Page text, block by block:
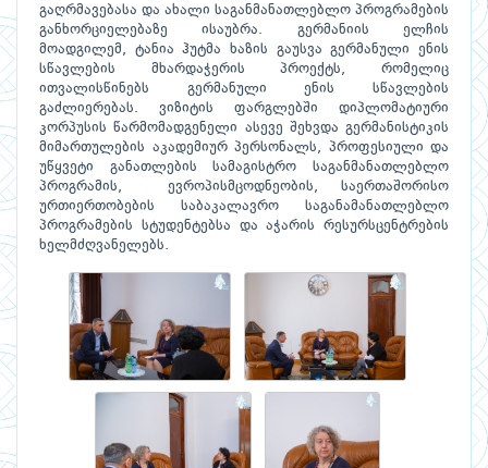
გაღრმავებასა და ახალი საგანმანათლებლო პროგრამების
განხორციელებაზე ისაუბრა. გერმანიის ელჩის
მოადგილემ, ტანია ჰუტმა ხაზის გაუსვა გერმანული ენის
სწავლების მხარდაჭერის პროექტს, რომელიც
ითვალისწინებს გერმანული ენის სწავლების
გაძლიერებას. ვიზიტის ფარგლებში დიპლომატიური
კორპუსის წარმომადგენელი ასევე შეხვდა გერმანისტიკის
მიმართულების აკადემიურ პერსონალს, პროფესიული და
უწყვეტი განათლების სამაგისტრო საგანმანათლებლო
პროგრამის, ევროპისმცოდნეობის, საერთაშორისო
ურთიერთობების საბაკალავრო საგანამანათლებლო
პროგრამების სტუდენტებსა და აჭარის რესურსცენტრების
ხელმძღვანელებს.